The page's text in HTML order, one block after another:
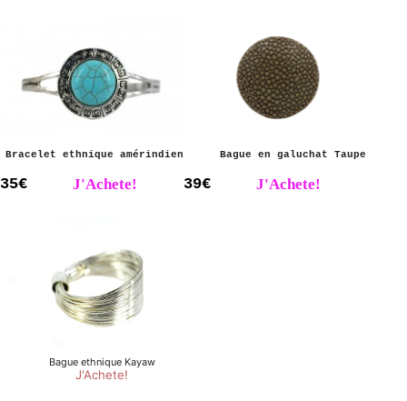
Bracelet ethnique amérindien
35€ J'Achete!
Bague en galuchat Taupe
39€ J'Achete!